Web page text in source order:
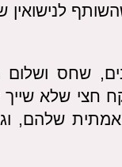
שחס
חצי שלא שייך
שלהם,